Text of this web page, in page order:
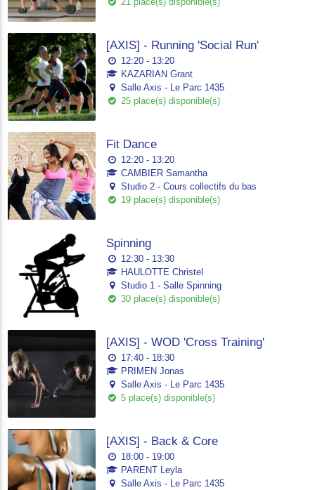
[AXIS] - Running 'Social Run'
12:20 - 13:20
KAZARIAN Grant
Salle Axis - Le Parc 1435
25 place(s) disponible(s)
Fit Dance
12:20 - 13:20
CAMBIER Samantha
Studio 2 - Cours collectifs du bas
19 place(s) disponible(s)
Spinning
12:30 - 13:30
HAULOTTE Christel
Studio 1 - Salle Spinning
30 place(s) disponible(s)
[AXIS] - WOD 'Cross Training'
17:40 - 18:30
PRIMEN Jonas
Salle Axis - Le Parc 1435
5 place(s) disponible(s)
[AXIS] - Back & Core
18:00 - 19:00
PARENT Leyla
Salle Axis - Le Parc 1435